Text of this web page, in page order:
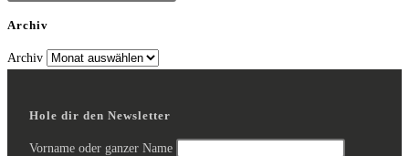
Archiv
Archiv
Hole dir den Newsletter
Vorname oder ganzer Name